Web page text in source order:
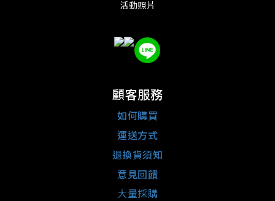
活動照片
顧客服務
如何購買
運送方式
退換貨須知
意見回饋
大量採購